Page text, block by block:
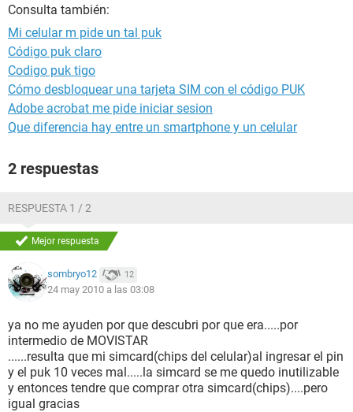
Consulta también:
Mi celular m pide un tal puk
Código puk claro
Codigo puk tigo
Cómo desbloquear una tarjeta SIM con el código PUK
Adobe acrobat me pide iniciar sesion
Que diferencia hay entre un smartphone y un celular
2 respuestas
RESPUESTA 1 / 2
Mejor respuesta
sombryo12 12
24 may 2010 a las 03:08
ya no me ayuden por que descubri por que era.....por
intermedio de MOVISTAR
......resulta que mi simcard(chips del celular)al ingresar el pin
y el puk 10 veces mal.....la simcard se me quedo inutilizable
y entonces tendre que comprar otra simcard(chips)....pero
igual gracias